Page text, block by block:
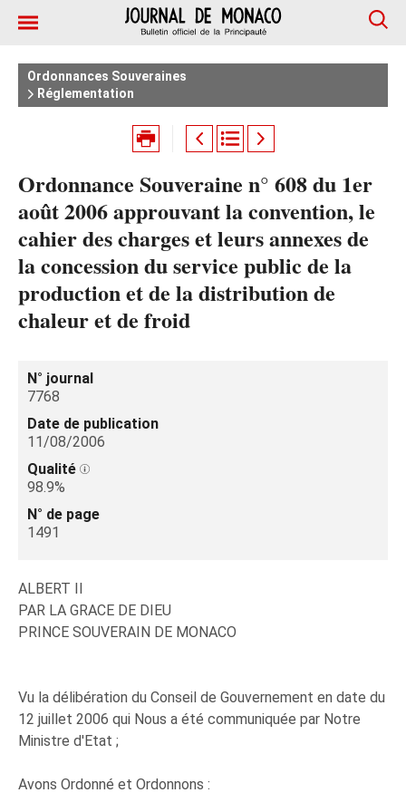
Ordonnances Souveraines
Réglementation
Ordonnance Souveraine n° 608 du 1er
août 2006 approuvant la convention, le
cahier des charges et leurs annexes de
la concession du service public de la
production et de la distribution de
chaleur et de froid
N° journal
7768
Date de publication
11/08/2006
Qualité
98.9%
N° de page
1491
ALBERT II
PAR LA GRACE DE DIEU
PRINCE SOUVERAIN DE MONACO
Vu la délibération du Conseil de Gouvernement en date du
12 juillet 2006 qui Nous a été communiquée par Notre
Ministre d'Etat ;
Avons Ordonné et Ordonnons :